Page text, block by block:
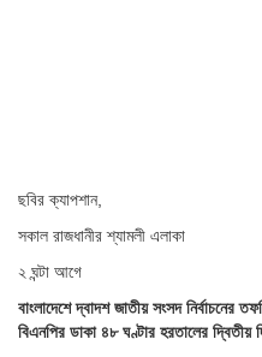
ছবির ক্যাপশান,
সকাল রাজধানীর শ্যামলী এলাকা
২ ঘন্টা আগে
বাংলাদেশে দ্বাদশ জাতীয় সংসদ নির্বাচনের
বিএনপির ডাকা ৪৮ ঘণ্টার হরতালের দ্বিতীয়